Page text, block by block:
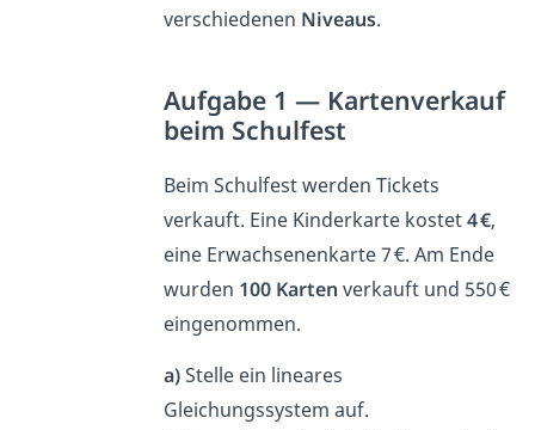
verschiedenen Niveaus.
Aufgabe 1 — Kartenverkauf
beim Schulfest
Beim Schulfest werden Tickets
verkauft. Eine Kinderkarte kostet4 €,
eine Erwachsenenkarte 7 €. Am Ende
wurden 100 Karten verkauft und 550 €
eingenommen.
a)Stelle ein lineares
Gleichungssystem auf.